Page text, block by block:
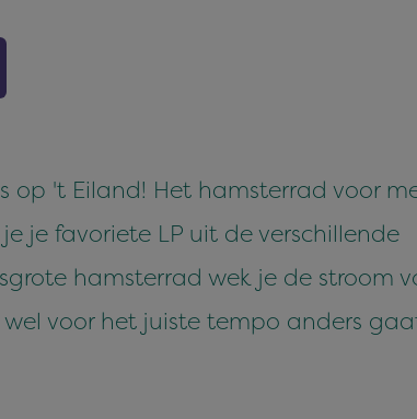
't Eiland! Het hamsterrad voor
je favoriete LP uit de verschillende
hamsterrad wek je de stroom
voor het juiste tempo anders